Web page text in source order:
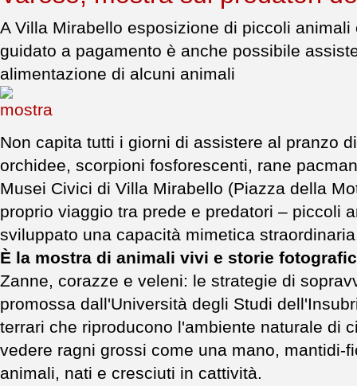
A Villa Mirabello esposizione di piccoli
guidato a pagamento è anche possibile
alimentazione di alcuni animali
Non capita tutti i giorni di assistere al pranzo
orchidee, scorpioni fosforescenti, rane
Musei Civici di Villa Mirabello (Piazza della
proprio viaggio tra prede e predatori – piccoli
sviluppato una capacità mimetica
È la mostra di animali vivi e storie
Zanne, corazze e veleni: le strategie di
promossa dall'Università degli Studi
terrari che riproducono l'ambiente naturale di
vedere ragni grossi come una mano, mantidi-
animali, nati e cresciuti in cattività.